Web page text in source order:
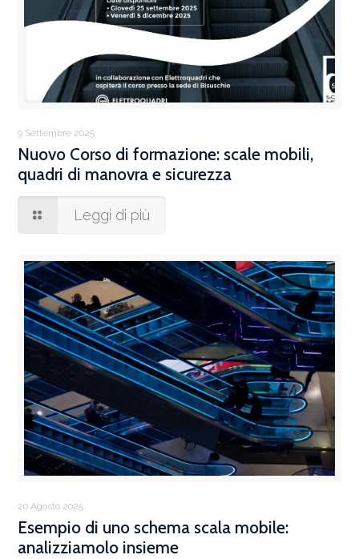
9 Settembre 2025
Nuovo Corso di formazione: scale mobili,
quadri di manovra e sicurezza
Leggi di più
20 Agosto 2025
Esempio di uno schema scala mobile:
analizziamolo insieme